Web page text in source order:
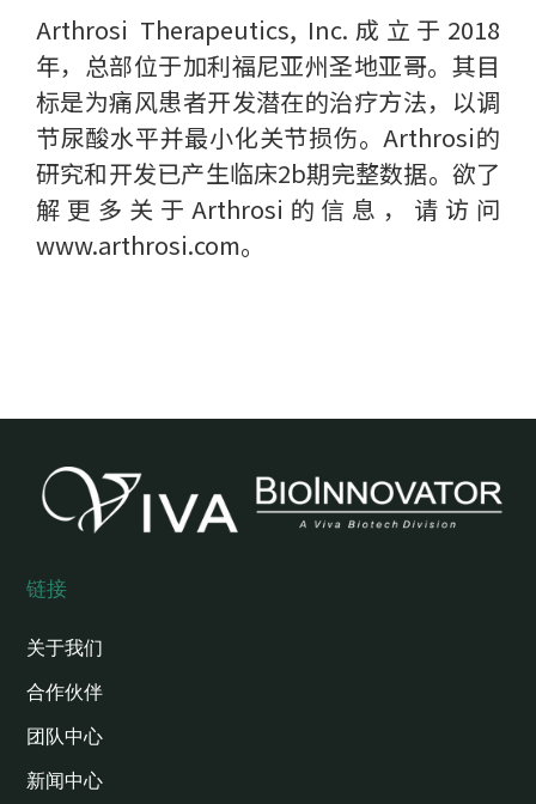
Arthrosi Therapeutics, Inc.成立于2018
年，总部位于加利福尼亚州圣地亚哥。其目
标是为痛风患者开发潜在的治疗方法，以调
节尿酸水平并最小化关节损伤。Arthrosi的
研究和开发已产生临床2b期完整数据。欲了
解更多关于Arthrosi的信息，请访问
www.arthrosi.com。
链接
关于我们
合作伙伴
团队中心
新闻中心